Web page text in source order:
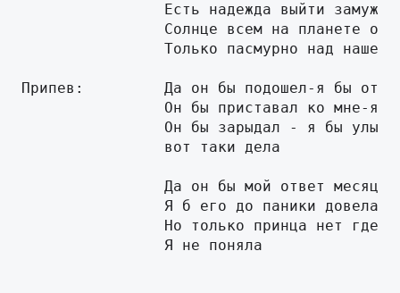
Есть надежда выйти замуж
Солнце всем на планете
Только пасмурно над нашей
Припев:         Да он бы подошел-я бы
Он бы приставал ко мне-я
Он бы зарыдал - я бы
                вот таки дела
Да он бы мой ответ месяц
                Я б его до паники довела
Но только принца нет где
                Я не поняла